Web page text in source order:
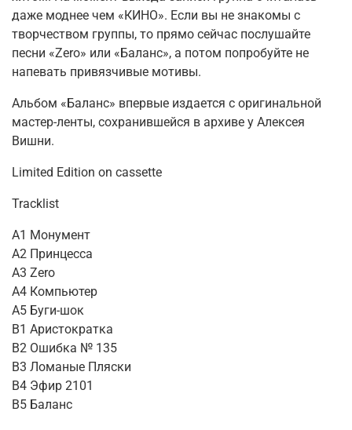
даже моднее чем «КИНО». Если вы не знакомы с
творчеством группы, то прямо сейчас послушайте
песни «Zero» или «Баланс», а потом попробуйте не
напевать привязчивые мотивы.
Альбом «Баланс» впервые издается с оригинальной
мастер-ленты, сохранившейся в архиве у Алексея
Вишни.
Limited Edition on cassette
Tracklist
A1 Монумент
A2 Принцесса
A3 Zero
A4 Компьютер
A5 Буги-шок
B1 Аристократка
B2 Ошибка № 135
B3 Ломаные Пляски
B4 Эфир 2101
B5 Баланс